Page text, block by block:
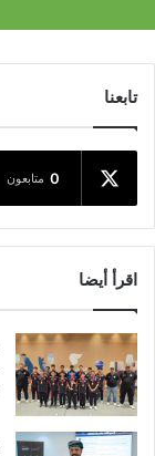
تابعنا
0 متابعون
اقرأ أيضا